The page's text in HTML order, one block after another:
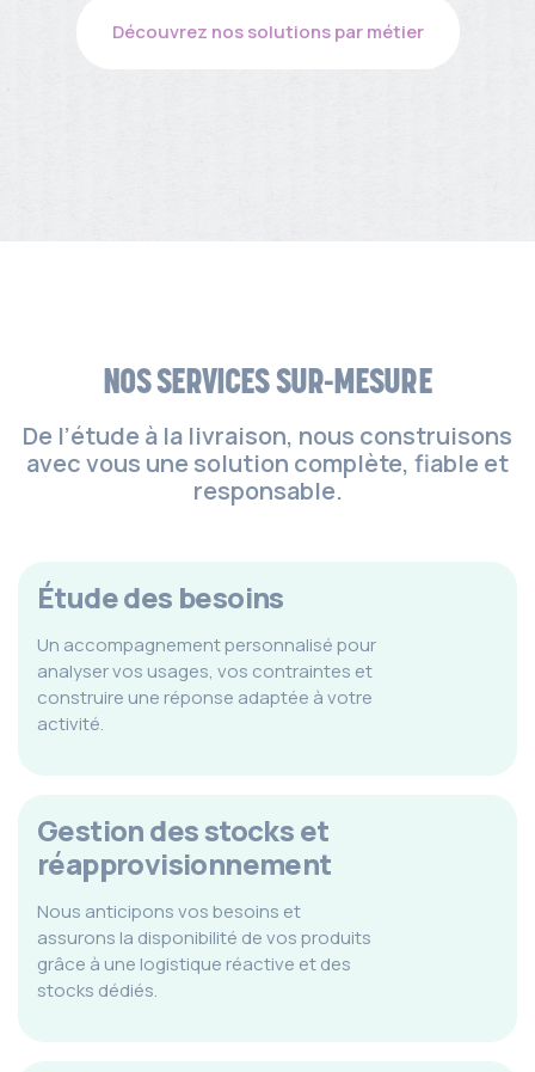
Découvrez nos solutions par métier
NOS SERVICES SUR-MESURE
De l’étude à la livraison, nous construisons
avec vous une solution complète, fiable et
responsable.
Étude des besoins
Un accompagnement personnalisé pour
analyser vos usages, vos contraintes et
construire une réponse adaptée à votre
activité.
Gestion des stocks et
réapprovisionnement
Nous anticipons vos besoins et
assurons la disponibilité de vos produits
grâce à une logistique réactive et des
stocks dédiés.